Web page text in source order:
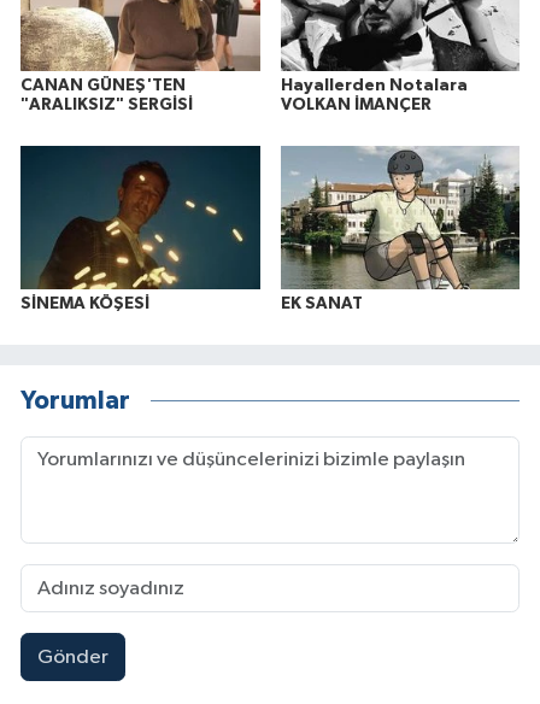
CANAN GÜNEŞ'TEN
"ARALIKSIZ" SERGİSİ
Hayallerden Notalara
VOLKAN İMANÇER
SİNEMA KÖŞESİ EK SANAT
Yorumlar
Gönder